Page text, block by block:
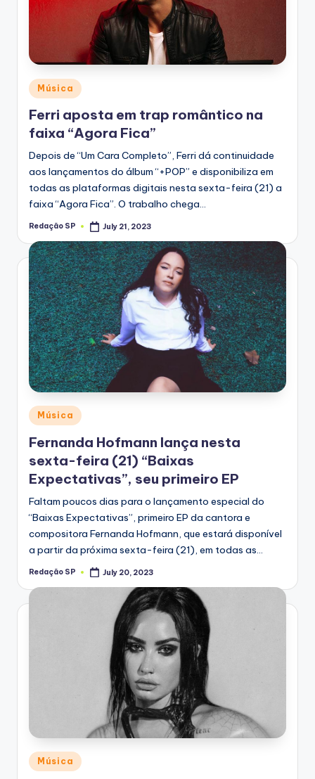
Posted
in
Música
Ferri aposta em trap romântico na
faixa “Agora Fica”
Depois de “Um Cara Completo”, Ferri dá continuidade
aos lançamentos do álbum “+POP” e disponibiliza em
todas as plataformas digitais nesta sexta-feira (21) a
faixa “Agora Fica”. O trabalho chega…
Posted
Redação SP July 21, 2023
Posted
in
Música
Fernanda Hofmann lança nesta
sexta-feira (21) “Baixas
Expectativas”, seu primeiro EP
Faltam poucos dias para o lançamento especial do
“Baixas Expectativas”, primeiro EP da cantora e
compositora Fernanda Hofmann, que estará disponível
a partir da próxima sexta-feira (21), em todas as…
Posted
Redação SP July 20, 2023
Posted
in
Música